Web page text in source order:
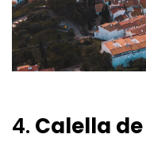
4. Calella